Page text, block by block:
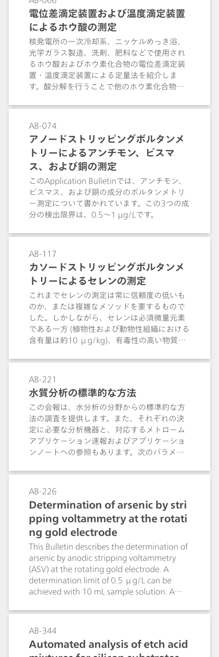
電位差滴定装置および温度滴定装置
によるホウ酸の測定
核発電所の一次冷却系、ニッケルめっき浴、
光学ガラス製造、洗剤、肥料などで使用され
るホウ酸およびホウ素化合物の電位差滴定装
置・温度滴定装置による定量法を紹介しま
す。酸分解を行うことで他のホウ素化合物に
AB-074
アノードストリッピングボルタンメ
トリーによるアンチモン、ビスマ
ス、および銅の測定
このApplication Bulletinでは、アンチモン、
ビスマス、および銅の成分のボルタンメトリ
ー測定について書かれています。この3つの成
分の検出限界は、0.5～1 µg/Lです。
AB-117
カソードストリッピングボルタンメ
トリーによるセレンの測定
これまでセレンの測定は常に信頼度の低いも
のか、または複雑なメソッドを要するもので
した。しかしながら、セレンは必須微量元素
である一方 (植物性および動物性組織における
含有量は約10 μg/kg)、有毒性の高い物質で
おける測定を網羅することは大変重要です。
(CSV) により、ρ(Se(IV)) = 0.3 μg/L までに
至る質量濃度を測定することが可能となりま
す。
AB-221
水質分析の標準的な方法
この会報は、水分析の分野からの標準的な方
法の調査を提供します。また、それぞれの決
定に必要な分析機器と、対応するメトローム
アプリケーション速報およびアプリケーショ
ンノートへの参照もあります。次のパラメー
化物、アンモニウムおよびケルダール窒素、
よび陽イオン、ボルタンメトリーによる重金
属、化学酸素需要（COD）、水の硬度、遊離
塩素も他のいくつかの水の成分として。
AB-226
Determination of arsenic by stri
pping voltammetry at the rotati
ng gold electrode
This Bulletin describes the determination of
arsenic by anodic stripping voltammetry
(ASV) at the rotating gold electrode. A
determination limit of 0.5 μg/L can be
achieved with 10 mL sample solution. A
concentration and the total arsenic
selection of the deposition potential. The
analyses are performed with a special gold
AB-344
Automated analysis of etch acid